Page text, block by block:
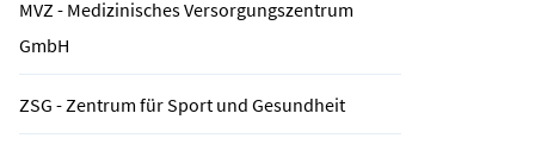
MVZ - Medizinisches Versorgungszentrum
GmbH
ZSG - Zentrum für Sport und Gesundheit